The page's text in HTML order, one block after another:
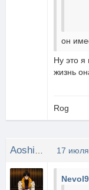
он
Ну это я
жизнь
Rog
17 июля